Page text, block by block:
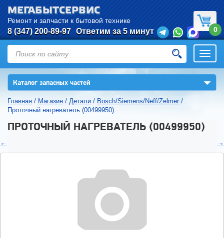
МЕГАБЫТСЕРВИС
Ремонт и запчасти к бытовой технике
8 (347) 200-89-97 Ответим за 5 минут 0
Каталог запасных частей ▼
Главная / Магазин / Детали / Bosch/Siemens/Neff/Zelmer/
Проточный нагреватель (00499950)
ПРОТОЧНЫЙ НАГРЕВАТЕЛЬ (00499950)
← →